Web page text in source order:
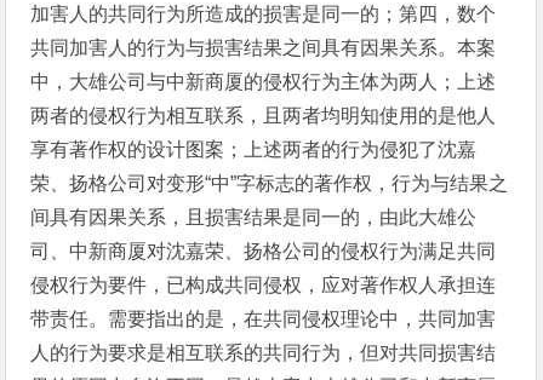
加害人的共同行为所造成的损害是同一的；第四，数个
共同加害人的行为与损害结果之间具有因果关系。本案
中，大雄公司与中新商厦的侵权行为主体为两人；上述
两者的侵权行为相互联系，且两者均明知使用的是他人
享有著作权的设计图案；上述两者的行为侵犯了沈嘉
荣、扬格公司对变形“中”字标志的著作权，行为与结果之
间具有因果关系，且损害结果是同一的，由此大雄公
司、中新商厦对沈嘉荣、扬格公司的侵权行为满足共同
侵权行为要件，已构成共同侵权，应对著作权人承担连
带责任。需要指出的是，在共同侵权理论中，共同加害
人的行为要求是相互联系的共同行为，但对共同损害结